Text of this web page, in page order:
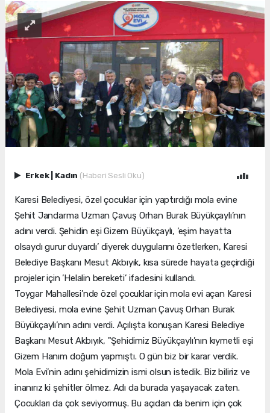
Erkek Kadın (Haberi Sesli Oku)
Karesi Belediyesi, özel çocuklar için yaptırdığı mola evine
Şehit Jandarma Uzman Çavuş Orhan Burak Büyükçaylı’nın
adını verdi. Şehidin eşi Gizem Büyükçaylı, ’eşim hayatta
olsaydı gurur duyardı’ diyerek duygularını özetlerken, Karesi
Belediye Başkanı Mesut Akbıyık, kısa sürede hayata geçirdiği
projeler için ’Helalin bereketi’ ifadesini kullandı.
Toygar Mahallesi’nde özel çocuklar için mola evi açan Karesi
Belediyesi, mola evine Şehit Uzman Çavuş Orhan Burak
Büyükçaylı’nın adını verdi. Açılışta konuşan Karesi Belediye
Başkanı Mesut Akbıyık, "Şehidimiz Büyükçaylı’nın kıymetli eşi
Gizem Hanım doğum yapmıştı. O gün biz bir karar verdik.
Mola Evi’nin adını şehidimizin ismi olsun istedik. Biz biliriz ve
inanırız ki şehitler ölmez. Adı da burada yaşayacak zaten.
Çocukları da çok seviyormuş. Bu açıdan da benim için çok